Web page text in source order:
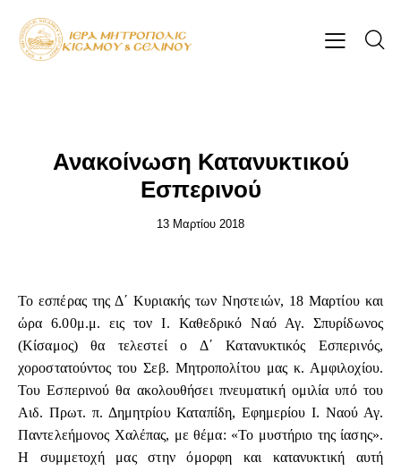
Ανακοίνωση Κατανυκτικού
Εσπερινού
13 Μαρτίου 2018
Το εσπέρας της Δ΄ Κυριακής των Νηστειών, 18 Μαρτίου και
ώρα 6.00μ.μ. εις τον Ι. Καθεδρικό Ναό Αγ. Σπυρίδωνος
(Κίσαμος) θα τελεστεί ο Δ΄ Κατανυκτικός Εσπερινός,
χοροστατούντος του Σεβ. Μητροπολίτου μας κ. Αμφιλοχίου.
Του Εσπερινού θα ακολουθήσει πνευματική ομιλία υπό του
Αιδ. Πρωτ. π. Δημητρίου Καταπίδη, Εφημερίου Ι. Ναού Αγ.
Παντελεήμονος Χαλέπας, με θέμα: «Το μυστήριο της ίασης».
Η συμμετοχή μας στην όμορφη και κατανυκτική αυτή